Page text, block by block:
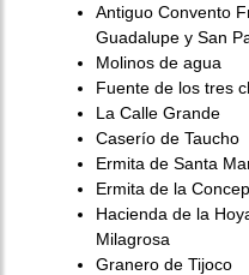
Antiguo Convento
Guadalupe y San
Molinos de agua
Fuente de los tres
La Calle Grande
Caserío de Taucho
Ermita de Santa
Ermita de la
Hacienda de la
Milagrosa
Granero de Tijoco